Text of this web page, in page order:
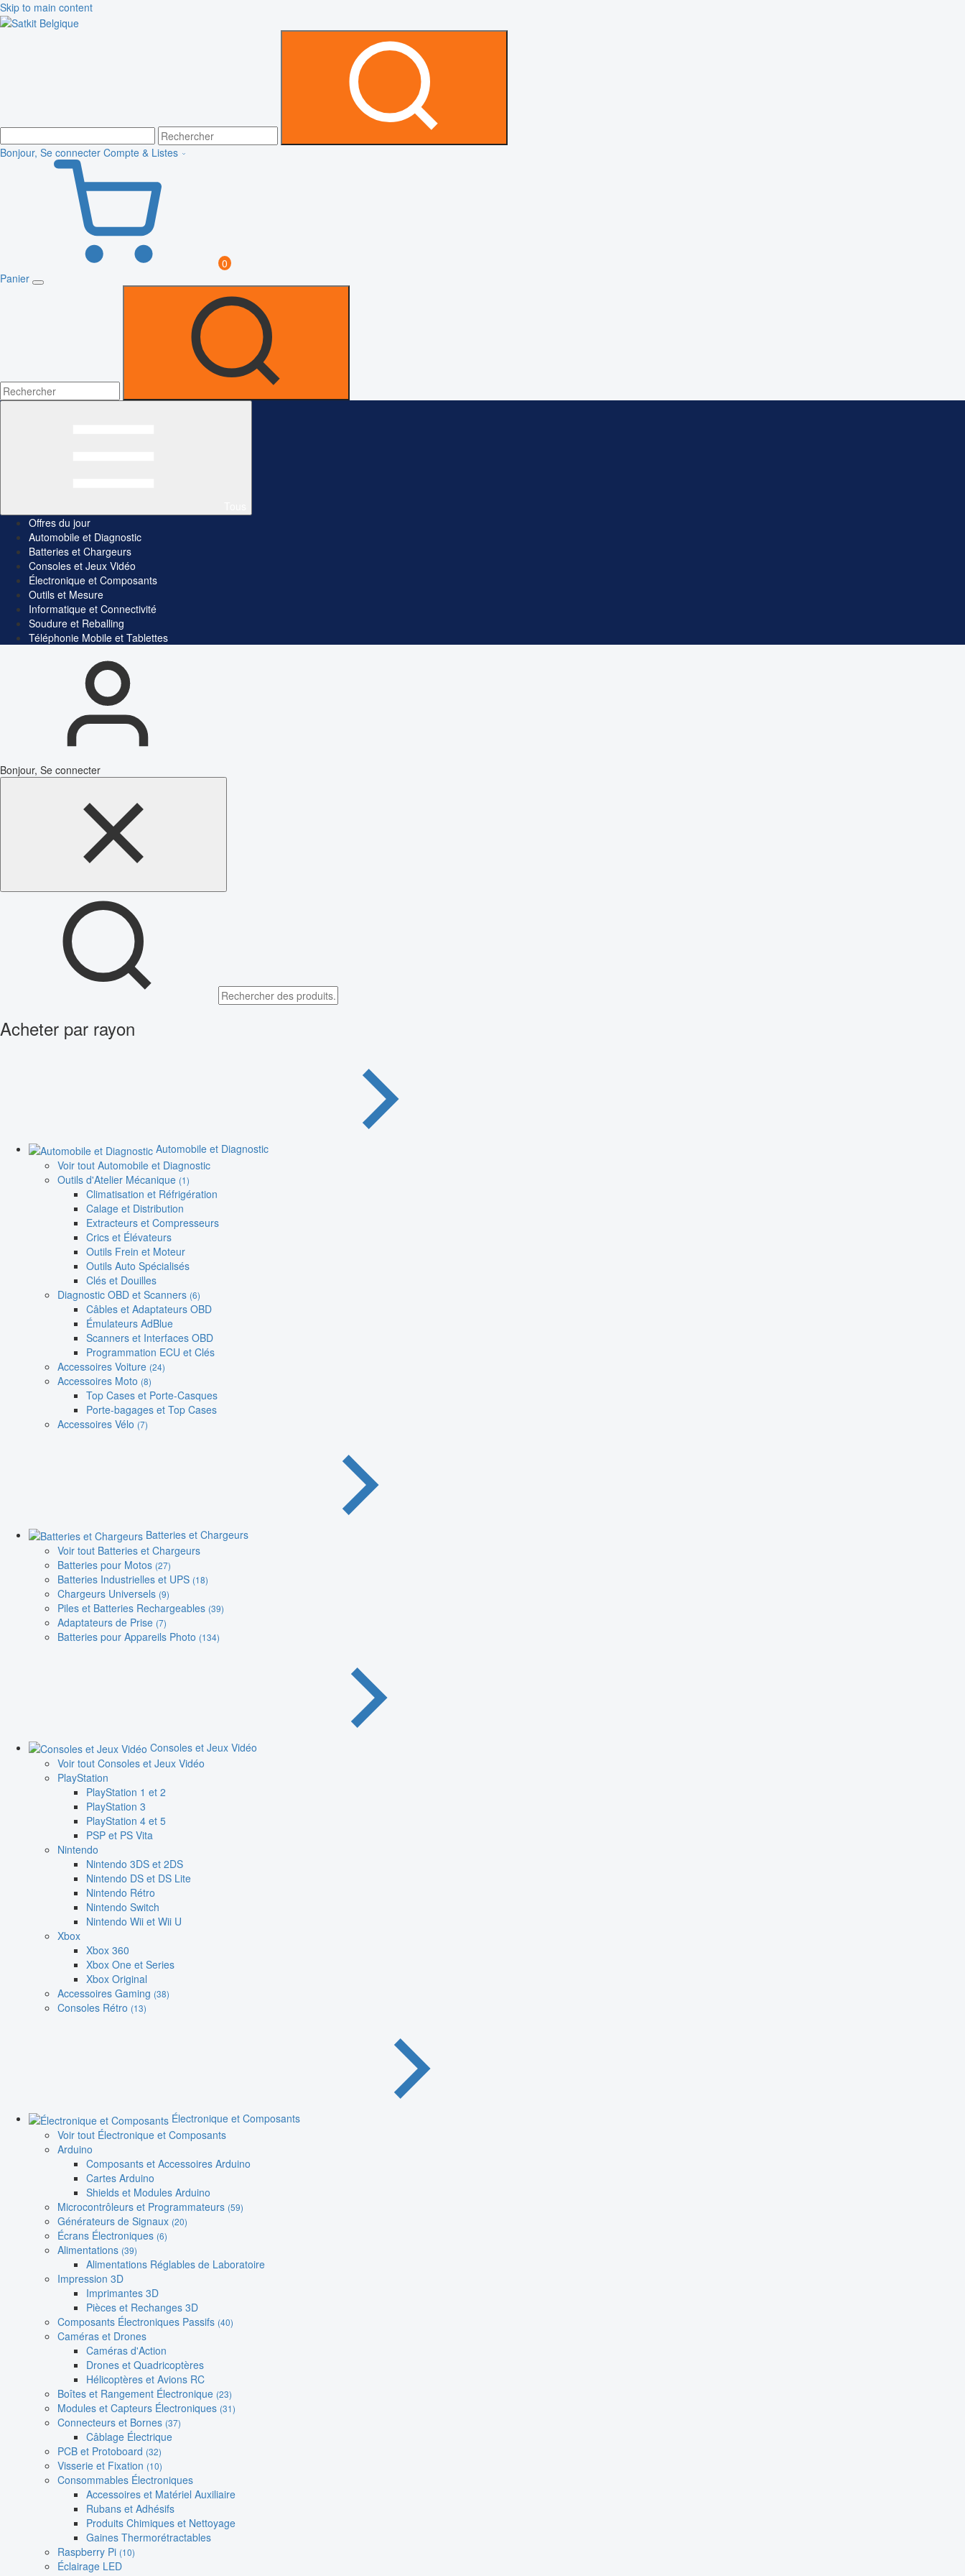
Skip to main content
Bonjour, Se connecter Compte & Listes
0
Panier
Offres du jour
Automobile et Diagnostic
Batteries et Chargeurs
Consoles et Jeux Vidéo
Électronique et Composants
Outils et Mesure
Informatique et Connectivité
Soudure et Reballing
Téléphonie Mobile et Tablettes
Bonjour, Se connecter
Acheter par rayon
Automobile et Diagnostic
Voir tout Automobile et Diagnostic
Outils d'Atelier Mécanique (1)
Climatisation et Réfrigération
Calage et Distribution
Extracteurs et Compresseurs
Crics et Élévateurs
Outils Frein et Moteur
Outils Auto Spécialisés
Clés et Douilles
Diagnostic OBD et Scanners (6)
Câbles et Adaptateurs OBD
Émulateurs AdBlue
Scanners et Interfaces OBD
Programmation ECU et Clés
Accessoires Voiture (24)
Accessoires Moto (8)
Top Cases et Porte-Casques
Porte-bagages et Top Cases
Accessoires Vélo (7)
Batteries et Chargeurs
Voir tout Batteries et Chargeurs
Batteries pour Motos (27)
Batteries Industrielles et UPS (18)
Chargeurs Universels (9)
Piles et Batteries Rechargeables (39)
Adaptateurs de Prise (7)
Batteries pour Appareils Photo (134)
Consoles et Jeux Vidéo
Voir tout Consoles et Jeux Vidéo
PlayStation
PlayStation 1 et 2
PlayStation 3
PlayStation 4 et 5
PSP et PS Vita
Nintendo
Nintendo 3DS et 2DS
Nintendo DS et DS Lite
Nintendo Rétro
Nintendo Switch
Nintendo Wii et Wii U
Xbox
Xbox 360
Xbox One et Series
Xbox Original
Accessoires Gaming (38)
Consoles Rétro (13)
Électronique et Composants
Voir tout Électronique et Composants
Arduino
Composants et Accessoires Arduino
Cartes Arduino
Shields et Modules Arduino
Microcontrôleurs et Programmateurs (59)
Générateurs de Signaux (20)
Écrans Électroniques (6)
Alimentations (39)
Alimentations Réglables de Laboratoire
Impression 3D
Imprimantes 3D
Pièces et Rechanges 3D
Composants Électroniques Passifs (40)
Caméras et Drones
Caméras d'Action
Drones et Quadricoptères
Hélicoptères et Avions RC
Boîtes et Rangement Électronique (23)
Modules et Capteurs Électroniques (31)
Connecteurs et Bornes (37)
Câblage Électrique
PCB et Protoboard (32)
Visserie et Fixation (10)
Consommables Électroniques
Accessoires et Matériel Auxiliaire
Rubans et Adhésifs
Produits Chimiques et Nettoyage
Gaines Thermorétractables
Raspberry Pi (10)
Éclairage LED